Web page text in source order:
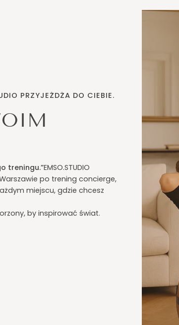
PRZYJEŻDŻA DO CIEBIE.
treningu.”EMSO.STUDIO
po trening concierge,
miejscu, gdzie chcesz
by inspirować świat.